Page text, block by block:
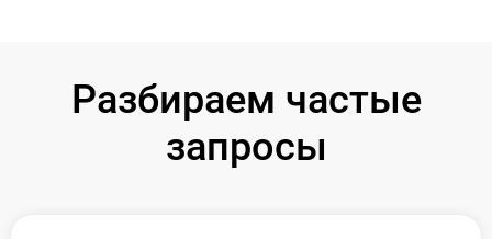
Разбираем частые
запросы